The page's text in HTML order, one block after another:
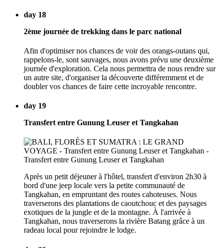
day 18
2ème journée de trekking dans le parc national
Afin d'optimiser nos chances de voir des orangs-outans qui,
rappelons-le, sont sauvages, nous avons prévu une deuxième
journée d'exploration. Cela nous permettra de nous rendre sur
un autre site, d'organiser la découverte différemment et de
doubler vos chances de faire cette incroyable rencontre.
day 19
Transfert entre Gunung Leuser et Tangkahan
Après un petit déjeuner à l'hôtel, transfert d'environ 2h30 à
bord d'une jeep locale vers la petite communauté de
Tangkahan, en empruntant des routes cahoteuses. Nous
traverserons des plantations de caoutchouc et des paysages
exotiques de la jungle et de la montagne. À l'arrivée à
Tangkahan, nous traverserons la rivière Batang grâce à un
radeau local pour rejoindre le lodge.